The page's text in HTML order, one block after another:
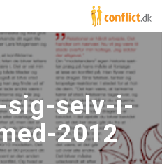
sig-selv-i-
2012